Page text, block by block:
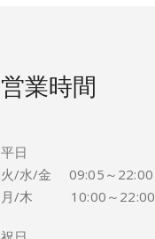
営業時間
平日
火/水/金 09:05～22:00
月/木 10:00～22:00